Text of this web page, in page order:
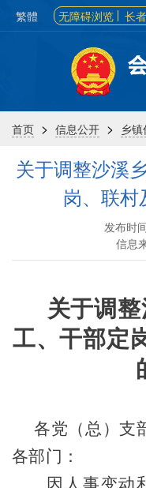
繁體 无障碍浏览 长
首页 > 信息公开 > 乡
关于调整沙溪
岗、联村
发布时
信息
关于调
工、干部定
各党（总）支
各部门 ：
因人事变动